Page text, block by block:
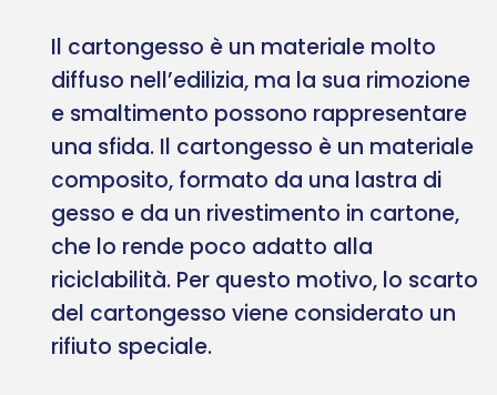
Il cartongesso è un materiale molto
diffuso nell’edilizia, ma la sua rimozione
e smaltimento possono rappresentare
una sfida. Il cartongesso è un materiale
composito, formato da una lastra di
gesso e da un rivestimento in cartone,
che lo rende poco adatto alla
riciclabilità. Per questo motivo, lo scarto
del cartongesso viene considerato un
rifiuto speciale.